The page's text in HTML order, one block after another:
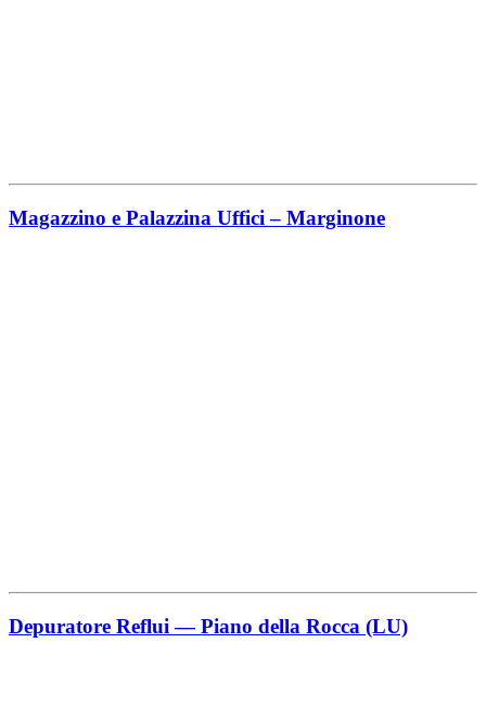
Magazzino e Palazzina Uffici – Marginone
Depuratore Reflui — Piano della Rocca (LU)